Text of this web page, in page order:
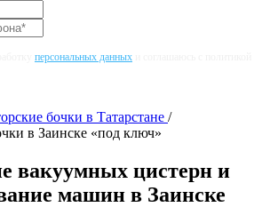
персональных данных
бочки в Татарстане /
в Заинске «под ключ»
вакуумных цистерн и
машин в Заинске